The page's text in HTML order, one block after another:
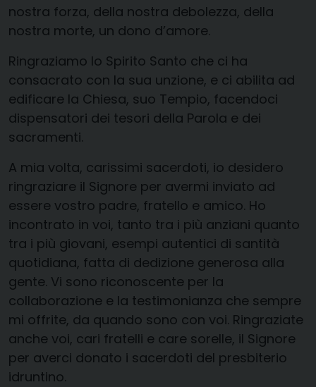
nostra forza, della nostra debolezza, della
nostra morte, un dono d’amore.
Ringraziamo lo Spirito Santo che ci ha
consacrato con la sua unzione, e ci abilita ad
edificare la Chiesa, suo Tempio, facendoci
dispensatori dei tesori della Parola e dei
sacramenti.
A mia volta, carissimi sacerdoti, io desidero
ringraziare il Signore per avermi inviato ad
essere vostro padre, fratello e amico. Ho
incontrato in voi, tanto tra i più anziani quanto
tra i più giovani, esempi autentici di santità
quotidiana, fatta di dedizione generosa alla
gente. Vi sono riconoscente per la
collaborazione e la testimonianza che sempre
mi offrite, da quando sono con voi. Ringraziate
anche voi, cari fratelli e care sorelle, il Signore
per averci donato i sacerdoti del presbiterio
idruntino.